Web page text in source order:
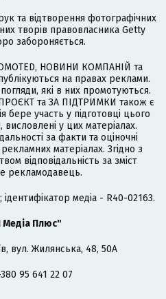
та відтворення фотографічних
творів правовласника Getty
забороняється.
НОВИНИ КОМПАНІЙ та
на правах реклами.
які в них промотуються.
та ЗА ПІДТРИМКИ також є
участь у підготовці цього
висловлені у цих матеріалах.
за факти та оціночні
матеріалах. Згідно з
відповідальність за зміст
рекламодавець.
медіа - R40-02163.
Плюс"
вул. Жилянська, 48, 50А
95 641 22 07